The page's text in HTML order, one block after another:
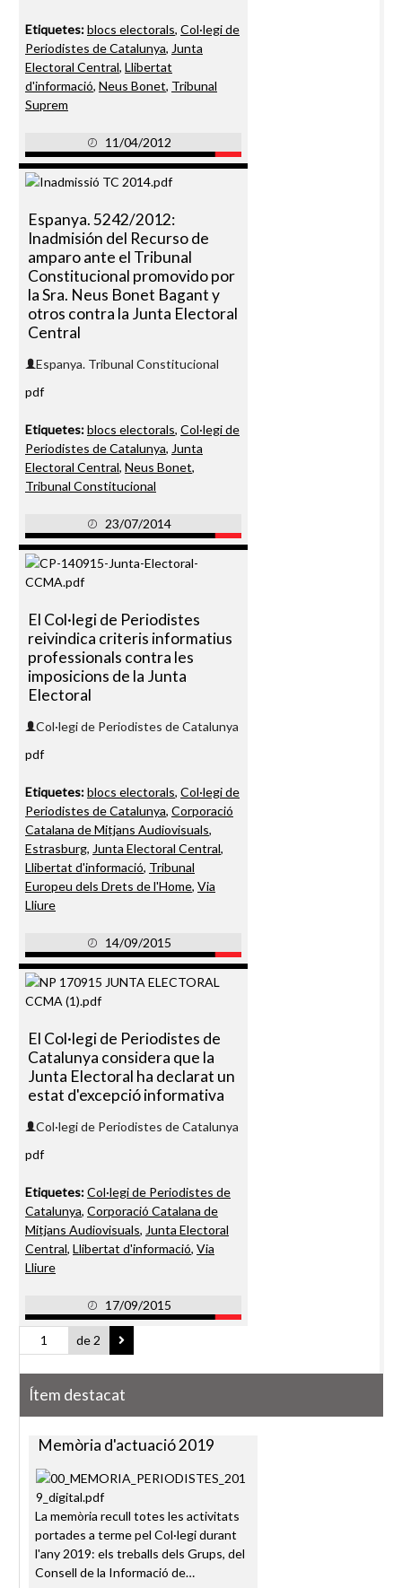
Etiquetes:blocs electorals, Col·legi de
Periodistes de Catalunya, Junta
Electoral Central, Llibertat
d'informació, Neus Bonet, Tribunal
Suprem
11/04/2012
Espanya. 5242/2012:
Inadmisión del Recurso de
amparo ante el Tribunal
Constitucional promovido por
la Sra. Neus Bonet Bagant y
otros contra la Junta Electoral
Central
Espanya. Tribunal Constitucional
pdf
Etiquetes:blocs electorals, Col·legi de
Periodistes de Catalunya, Junta
Electoral Central, Neus Bonet,
Tribunal Constitucional
23/07/2014
El Col·legi de Periodistes
reivindica criteris informatius
professionals contra les
imposicions de la Junta
Electoral
Col·legi de Periodistes de Catalunya
pdf
Etiquetes:blocs electorals, Col·legi de
Periodistes de Catalunya, Corporació
Catalana de Mitjans Audiovisuals,
Estrasburg, Junta Electoral Central,
Llibertat d'informació, Tribunal
Europeu dels Drets de l'Home, Via
Lliure
14/09/2015
El Col·legi de Periodistes de
Catalunya considera que la
Junta Electoral ha declarat un
estat d'excepció informativa
Col·legi de Periodistes de Catalunya
pdf
Etiquetes:Col·legi de Periodistes de
Catalunya, Corporació Catalana de
Mitjans Audiovisuals, Junta Electoral
Central, Llibertat d'informació, Via
Lliure
17/09/2015
de 2
Ítem destacat
Memòria d'actuació 2019
La memòria recull totes les activitats
portades a terme pel Col·legi durant
l'any 2019: els treballs dels Grups, del
Consell de la Informació de…